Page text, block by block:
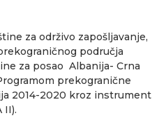
za održivo zapošljavanje,
područja
za posao Albanija- Crna
prekogranične
2014-2020 kroz instrument
II).